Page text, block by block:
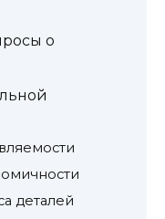
о
деталей